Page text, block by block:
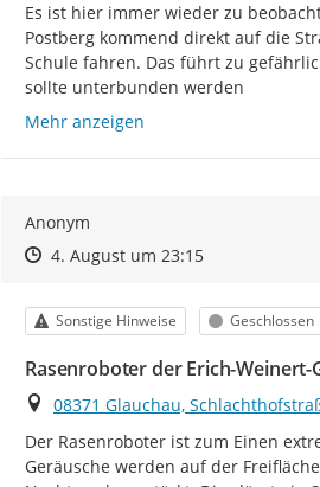
Es ist hier immer wieder zu
Postberg kommend direkt auf die
Schule fahren. Das führt zu
sollte unterbunden werden
Mehr anzeigen
Anonym
Zeitpunkt des Erstellens
Zeitpunkt des Erstellens
4. August um 23:15Zur Äußerung
Kategorie
Sonstige Hinweise Status
Geschlossen
Rasenroboter der Erich-Weinert-
Ort
08371 Glauchau,
Der Rasenroboter ist zum Einen
Geräusche werden auf der